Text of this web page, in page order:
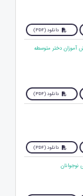
دانلود (PDF)
آموزان دختر متوسطه
دانلود (PDF)
دانلود (PDF)